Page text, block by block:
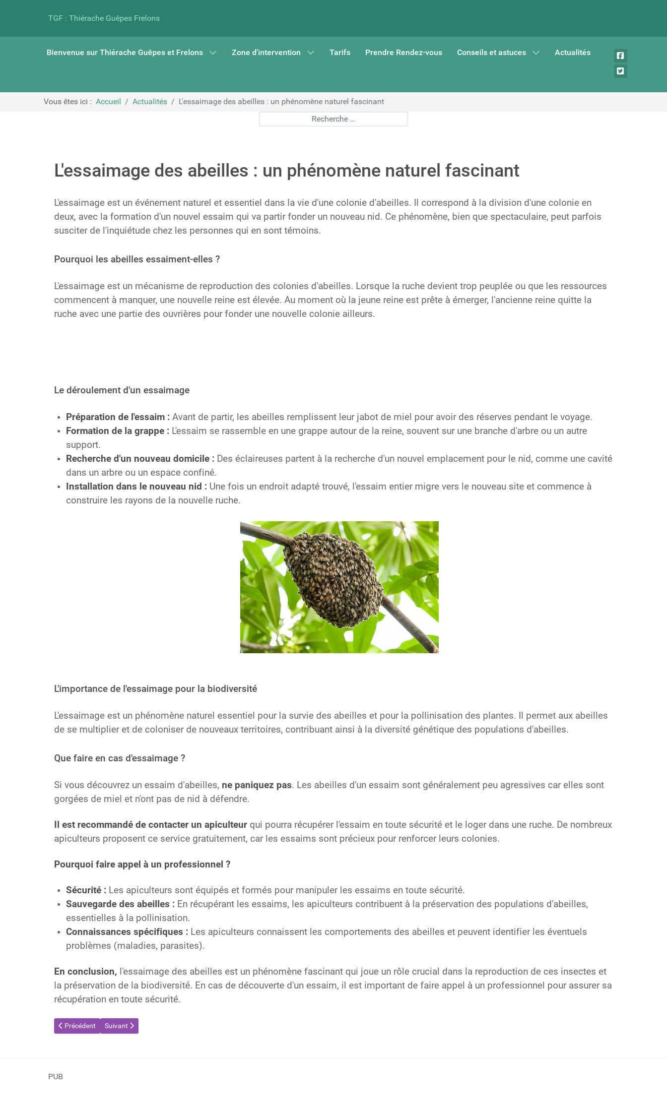
TGF : Thiérache Guêpes Frelons
Bienvenue sur Thiérache Guêpes et Frelons Zone d'intervention Tarifs Prendre Rendez-vous Conseils et astuces Actualités
Vous êtes ici : Accueil Actualités
L'essaimage des abeilles : un phénomène naturel fascinant
L'essaimage des abeilles : un phénomène naturel fascinant
L'essaimage est un événement naturel et essentiel dans la vie d'une colonie d'abeilles. Il correspond à la division d'une colonie en
deux, avec la formation d'un nouvel essaim qui va partir fonder un nouveau nid. Ce phénomène, bien que spectaculaire, peut parfois
susciter de l'inquiétude chez les personnes qui en sont témoins.
Pourquoi les abeilles essaiment-elles ?
L'essaimage est un mécanisme de reproduction des colonies d'abeilles. Lorsque la ruche devient trop peuplée ou que les ressources
commencent à manquer, une nouvelle reine est élevée. Au moment où la jeune reine est prête à émerger, l'ancienne reine quitte la
ruche avec une partie des ouvrières pour fonder une nouvelle colonie ailleurs.
Le déroulement d'un essaimage
Préparation de l'essaim : Avant de partir, les abeilles remplissent leur jabot de miel pour avoir des réserves pendant le voyage.
Formation de la grappe : L'essaim se rassemble en une grappe autour de la reine, souvent sur une branche d'arbre ou un autre
support.
Recherche d'un nouveau domicile : Des éclaireuses partent à la recherche d'un nouvel emplacement pour le nid, comme une cavité
dans un arbre ou un espace confiné.
Installation dans le nouveau nid : Une fois un endroit adapté trouvé, l'essaim entier migre vers le nouveau site et commence à
construire les rayons de la nouvelle ruche.
L'importance de l'essaimage pour la biodiversité
L'essaimage est un phénomène naturel essentiel pour la survie des abeilles et pour la pollinisation des plantes. Il permet aux abeilles
de se multiplier et de coloniser de nouveaux territoires, contribuant ainsi à la diversité génétique des populations d'abeilles.
Que faire en cas d'essaimage ?
Si vous découvrez un essaim d'abeilles, ne paniquez pas. Les abeilles d'un essaim sont généralement peu agressives car elles sont
gorgées de miel et n'ont pas de nid à défendre.
Il est recommandé de contacter un apiculteur qui pourra récupérer l'essaim en toute sécurité et le loger dans une ruche. De nombreux
apiculteurs proposent ce service gratuitement, car les essaims sont précieux pour renforcer leurs colonies.
Pourquoi faire appel à un professionnel ?
Sécurité : Les apiculteurs sont équipés et formés pour manipuler les essaims en toute sécurité.
Sauvegarde des abeilles : En récupérant les essaims, les apiculteurs contribuent à la préservation des populations d'abeilles,
essentielles à la pollinisation.
Connaissances spécifiques : Les apiculteurs connaissent les comportements des abeilles et peuvent identifier les éventuels
problèmes (maladies, parasites).
En conclusion, l'essaimage des abeilles est un phénomène fascinant qui joue un rôle crucial dans la reproduction de ces insectes et
la préservation de la biodiversité. En cas de découverte d'un essaim, il est important de faire appel à un professionnel pour assurer sa
récupération en toute sécurité.
Article précédent : Villette-sur-Ain : une cycliste victime d'une attaque de frelons
Précédent Article suivant : Le certibiocide c'est quoi ?
Suivant
PUB